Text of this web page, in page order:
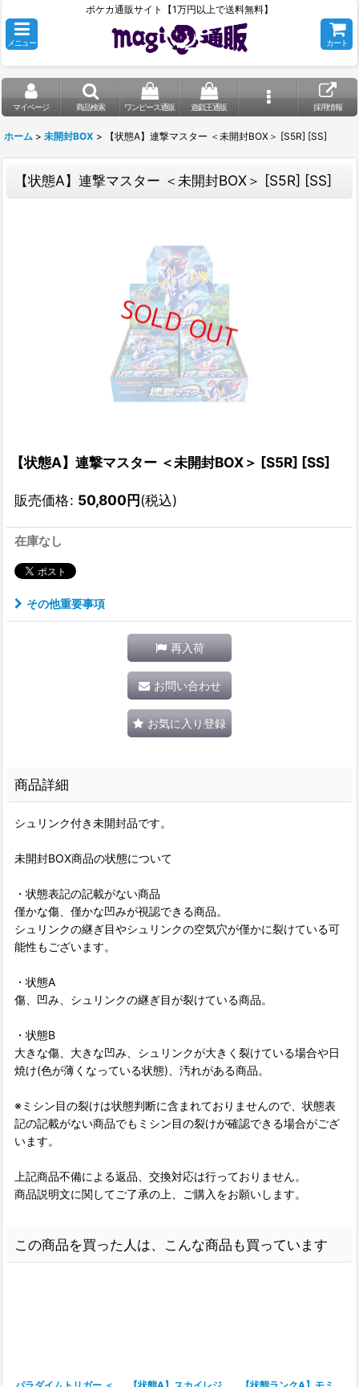
ポケカ通販サイト【1万円以上で送料無料】
メニュー カート
マイページ 商品検索 ワンピース通販 遊戯王通販 採用情報
ホーム > 未開封BOX > 【状態A】連撃マスター ＜未開封BOX＞ [S5R] [SS]
【状態A】連撃マスター ＜未開封BOX＞ [S5R] [SS]
【状態A】連撃マスター ＜未開封BOX＞ [S5R] [SS]
販売価格: 50,800円(税込)
在庫なし
その他重要事項
再入荷
お問い合わせ
お気に入り登録
商品詳細
シュリンク付き未開封品です。
未開封BOX商品の状態について
・状態表記の記載がない商品
僅かな傷、僅かな凹みが視認できる商品。
シュリンクの継ぎ目やシュリンクの空気穴が僅かに裂けている可
能性もございます。
・状態A
傷、凹み、シュリンクの継ぎ目が裂けている商品。
・状態B
大きな傷、大きな凹み、シュリンクが大きく裂けている場合や日
焼け(色が薄くなっている状態)、汚れがある商品。
※ミシン目の裂けは状態判断に含まれておりませんので、状態表
記の記載がない商品でもミシン目の裂けが確認できる場合がござ
います。
上記商品不備による返品、交換対応は行っておりません。
商品説明文に関してご了承の上、ご購入をお願いします。
この商品を買った人は、こんな商品も買っています